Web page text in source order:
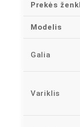
Prekės
Modelis
Galia
Variklis